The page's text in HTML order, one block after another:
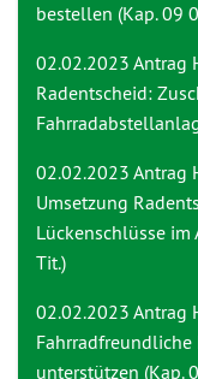
bestellen (Kap. 09
02.02.2023 Antrag
Radentscheid:
02.02.2023 Antrag
Umsetzung
Lückenschlüsse
Tit.)
02.02.2023 Antrag
unterstützen (Kap.